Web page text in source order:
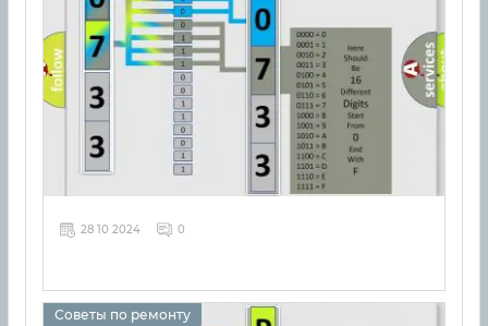
28 10 2024 0
Советы по ремонту